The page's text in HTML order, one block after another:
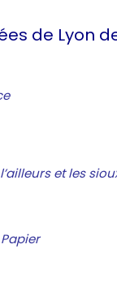
de Lyon
et les